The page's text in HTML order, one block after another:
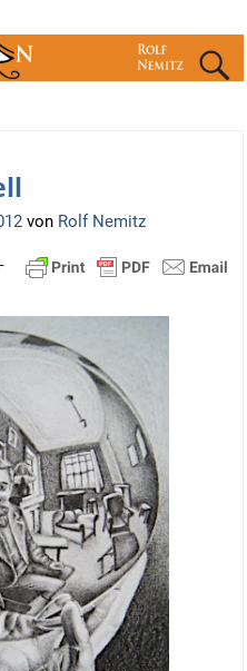
von Rolf Nemitz